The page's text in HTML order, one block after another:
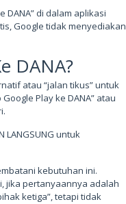
di dalam aplikasi
Google tidak menyediakan
DANA?
atau “jalan tikus” untuk
Play ke DANA” atau
LANGSUNG untuk
kebutuhan ini.
jika pertanyaannya adalah
ketiga”, tetapi tidak